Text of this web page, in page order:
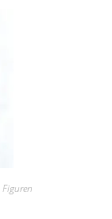
Figuren